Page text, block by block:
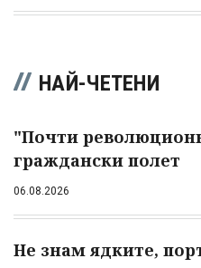
НАЙ-ЧЕТЕНИ
"Почти
граждански полет
06.08.2026
Не знам ядките,